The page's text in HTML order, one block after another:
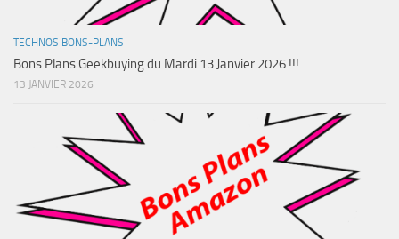
TECHNOS BONS-PLANS
Bons Plans Geekbuying du Mardi 13 Janvier 2026 !!!
13 JANVIER 2026